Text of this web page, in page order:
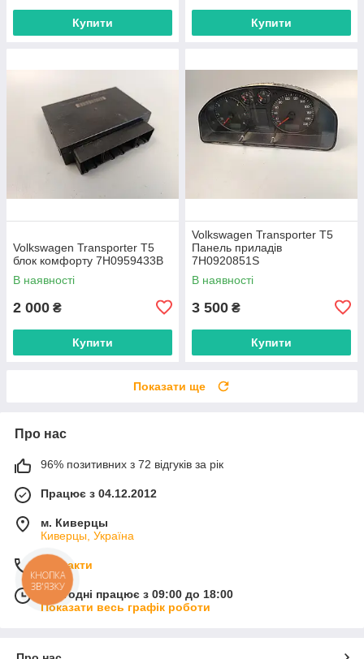
Купити Купити
Volkswagen Transporter T5
блок комфорту 7H0959433B
В наявності
2 000 ₴
Купити
Volkswagen Transporter T5
Панель приладів
7H0920851S
В наявності
3 500 ₴
Купити
Показати ще
Про нас
96% позитивних з 72 відгуків за рік
Працює з 04.12.2012
м. Киверцы
Киверцы, Україна
Контакти
Сьогодні працює з 09:00 до 18:00
Показати весь графік роботи
КНОПКА
ЗВ'ЯЗКУ